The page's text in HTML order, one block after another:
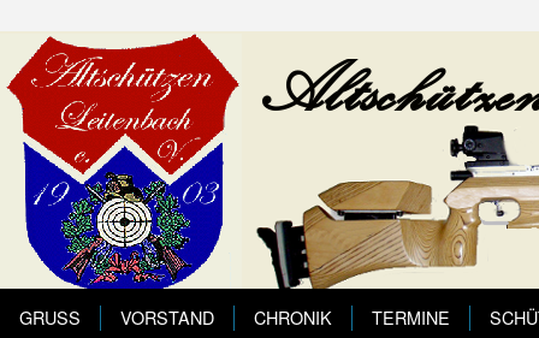
GRUSS VORSTAND CHRONIK TERMINE